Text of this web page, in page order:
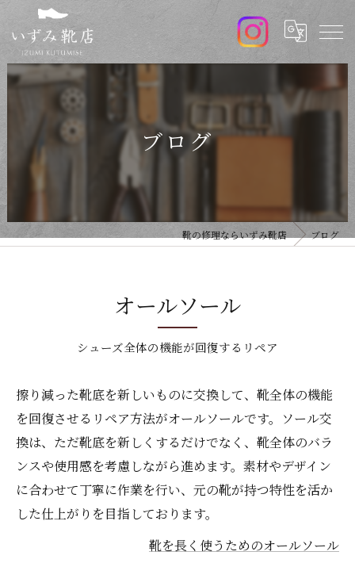
ブログ
靴の修理ならいずみ靴店 ブログ
オールソール
シューズ全体の機能が回復するリペア
擦り減った靴底を新しいものに交換して、靴全体の機能
を回復させるリペア方法がオールソールです。ソール交
換は、ただ靴底を新しくするだけでなく、靴全体のバラ
ンスや使用感を考慮しながら進めます。素材やデザイン
に合わせて丁寧に作業を行い、元の靴が持つ特性を活か
した仕上がりを目指しております。
靴を長く使うためのオールソール